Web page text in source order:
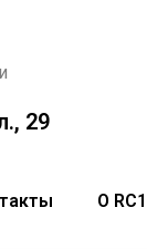
29
О